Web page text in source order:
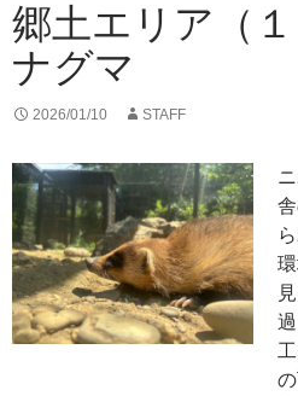
郷土エリア（
ナグマ
2026/01/10 STAFF